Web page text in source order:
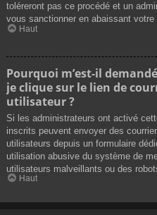
toléreront pas ce procédé et un
vous sanctionner en abaissant
Haut
Pourquoi m’est-il
je clique sur le lien de
utilisateur ?
Si les administrateurs ont activé
inscrits peuvent envoyer des
utilisateurs depuis un formulaire
utilisation abusive du système de
utilisateurs malveillants ou des
Haut